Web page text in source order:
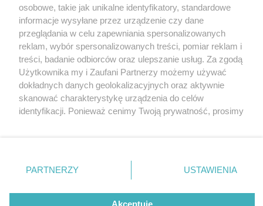
4 / 5
Bukowa MD 8
Nie zapomnij
zapoznać się z:
polityką prywatności regulamin korzystania z portali
Twojemiasto
Piekary Śląskie
Chorzów
Tarnowskie Góry
Gliwice
Skontakuj sięz nami
Kontakt
Wydawca
Redakcja
osobowe, takie jak unikalne identyfikatory, standardowe
informacje wysyłane przez urządzenie czy dane
przeglądania w celu zapewniania spersonalizowanych
reklam, wybór spersonalizowanych treści, pomiar reklam i
treści, badanie odbiorców oraz ulepszanie usług. Za zgodą
Użytkownika my i Zaufani Partnerzy możemy używać
dokładnych danych geolokalizacyjnych oraz aktywnie
skanować charakterystykę urządzenia do celów
identyfikacji. Ponieważ cenimy Twoją prywatność, prosimy
prywatności znajdujący się w lewym dolnym rogu strony
. Niektóre rodzaje przetwarzania danych nie wymagają
zgody użytkownika, ale masz prawo sprzeciwić się
takiemu przetwarzaniu. Preferencje będą miały
PARTNERZY USTAWIENIA
Akceptuję